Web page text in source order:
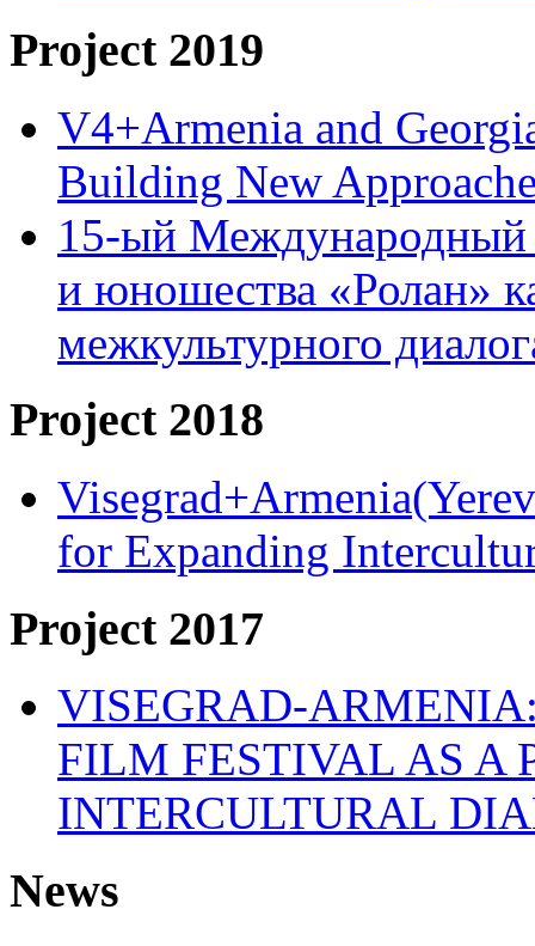
Project 2019
V4+Armenia and
Building New
15-ый Международный
и юношества «Ролан»
межкультурного
Project 2018
for Expanding
Project 2017
VISEGRAD-
FILM FESTIVAL AS A
INTERCULTURAL
News